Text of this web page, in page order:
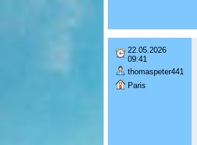
22.05.2026
09:41
thomaspeter441
Paris